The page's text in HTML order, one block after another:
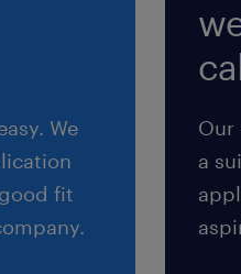
ンアーキテクト、カス
に連携し、AIを核とし
ご関心いただけました
ります。#LI-
We
fit
Our
a